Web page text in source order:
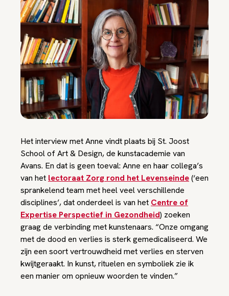
Het interview met Anne vindt plaats bij St. Joost
School of Art & Design, de kunstacademie van
Avans. En dat is geen toeval: Anne en haar collega’s
van het lectoraat Zorg rond het Levenseinde(‘een
sprankelend team met heel veel verschillende
disciplines’, dat onderdeel is van het Centre of
Expertise Perspectief in Gezondheid) zoeken
graag de verbinding met kunstenaars. “Onze omgang
met de dood en verlies is sterk gemedicaliseerd. We
zijn een soort vertrouwdheid met verlies en sterven
kwijtgeraakt. In kunst, rituelen en symboliek zie ik
een manier om opnieuw woorden te vinden.”